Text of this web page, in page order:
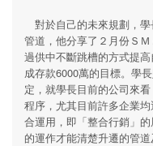
對於自己的未來規劃，
管道，他分享了２月份Ｓ
過供中不斷跳槽的方式提
成存款6000萬的目標。學
定，就學長目前的公司來
程序，尤其目前許多企業
合運用，即「整合行銷」
的運作才能清楚升遷的管道